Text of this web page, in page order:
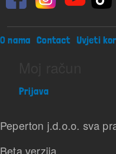
Footer menu
O nama Contact Uvjeti
Prijava
Peperton j.d.o.o. sva
Beta verzija